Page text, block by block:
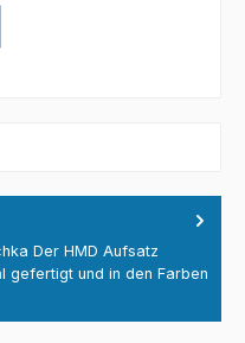
Der HMD Aufsatz
gefertigt und in den Farben